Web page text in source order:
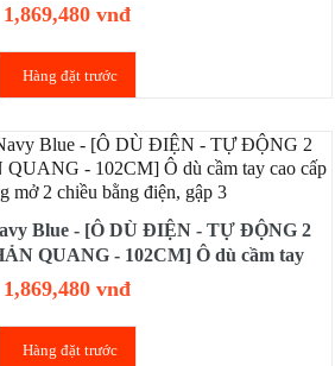
đóng mở 2 chiều bằng điện, gập 3
1,869,480 vnđ
Hàng đặt trước
Blue - [Ô DÙ ĐIỆN - TỰ ĐỘNG 2
QUANG - 102CM] Ô dù cầm tay
mở 2 chiều bằng điện, gập 3
1,869,480 vnđ
Hàng đặt trước